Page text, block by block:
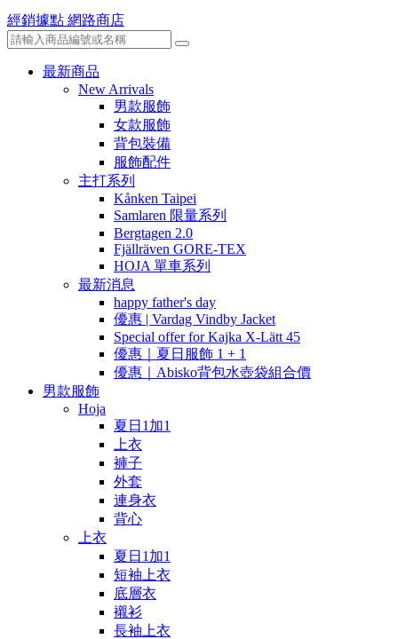
經銷據點 網路商店
最新商品
New Arrivals
男款服飾
女款服飾
背包裝備
服飾配件
主打系列
Kånken Taipei
Samlaren 限量系列
Bergtagen 2.0
Fjällräven GORE-TEX
HOJA 單車系列
最新消息
happy father's day
優惠 | Vardag Vindby Jacket
Special offer for Kajka X-Lätt 45
優惠｜夏日服飾 1 + 1
優惠｜Abisko背包水壺袋組合價
男款服飾
Hoja
夏日1加1
上衣
褲子
外套
連身衣
背心
上衣
夏日1加1
短袖上衣
底層衣
襯衫
長袖上衣